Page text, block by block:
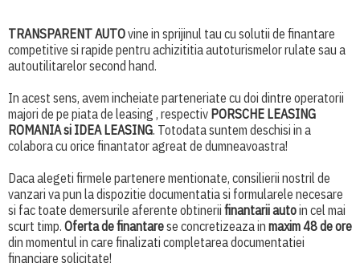
TRANSPARENT AUTOvine in sprijinul tau cu solutii de finantare
competitive si rapide pentru achizititia autoturismelor rulate sau a
autoutilitarelor second hand.
In acest sens, avem incheiate parteneriate cu doi dintre operatorii
majori de pe piata de leasing , respectiv PORSCHE LEASING
ROMANIA si IDEA LEASING. Totodata suntem deschisi in a
colabora cu orice finantator agreat de dumneavoastra!
Daca alegeti firmele partenere mentionate, consilierii nostril de
vanzari va pun la dispozitie documentatia si formularele necesare
si fac toate demersurile aferente obtinerii finantarii autoin cel mai
scurt timp. Oferta de finantarese concretizeaza in maxim 48 de ore
din momentul in care finalizati completarea documentatiei
financiare solicitate!